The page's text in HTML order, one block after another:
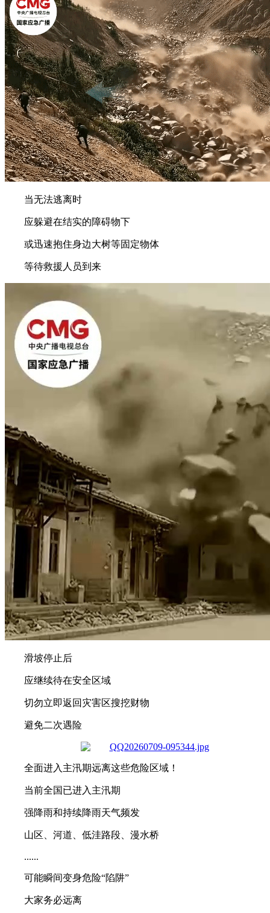
当无法逃离时
应躲避在结实的障碍物下
或迅速抱住身边大树等固定物体
等待救援人员到来
滑坡停止后
应继续待在安全区域
切勿立即返回灾害区搜挖财物
避免二次遇险
全面进入主汛期远离这些危险区域！
当前全国已进入主汛期
强降雨和持续降雨天气频发
山区、河道、低洼路段、漫水桥
......
可能瞬间变身危险“陷阱”
大家务必远离